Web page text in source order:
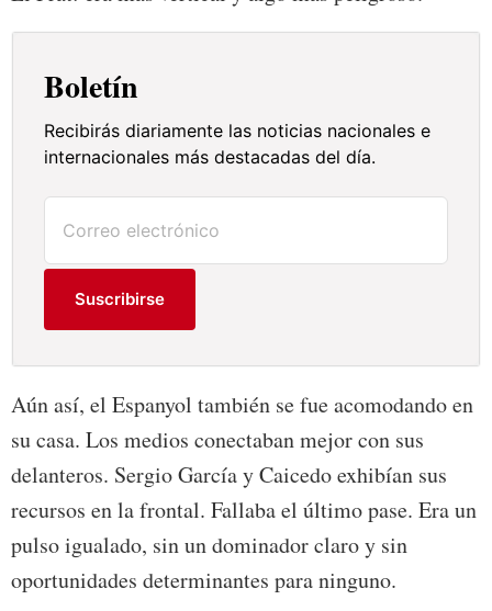
Boletín
Recibirás diariamente las noticias nacionales e
internacionales más destacadas del día.
Suscribirse
Aún así, el Espanyol también se fue acomodando en
su casa. Los medios conectaban mejor con sus
delanteros. Sergio García y Caicedo exhibían sus
recursos en la frontal. Fallaba el último pase. Era un
pulso igualado, sin un dominador claro y sin
oportunidades determinantes para ninguno.